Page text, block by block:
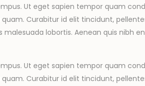
Ut eget sapien tempor quam
Curabitur id elit tincidunt,
lobortis. Aenean quis nibh
Ut eget sapien tempor quam
Curabitur id elit tincidunt,